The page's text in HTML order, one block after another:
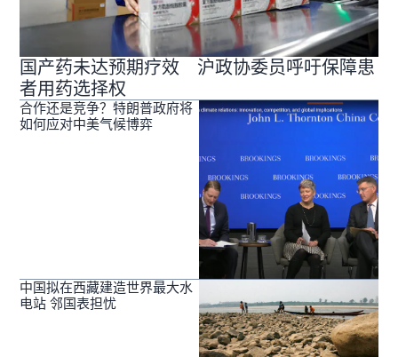
国产药未达预期疗效 沪政协委员呼吁保障患
者用药选择权
合作还是竞争？特朗普政府将
如何应对中美气候博弈
中国拟在西藏建造世界最大水
电站 邻国表担忧